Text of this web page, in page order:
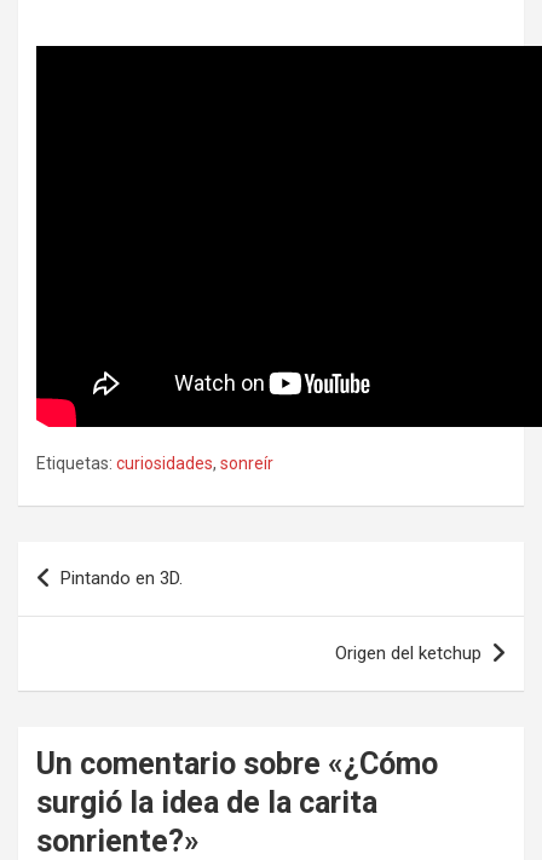
Etiquetas: curiosidades, sonreír
Navegación
de
Pintando en 3D.
Origen del ketchup
Un comentario sobre «¿Cómo
surgió la idea de la carita
sonriente?»